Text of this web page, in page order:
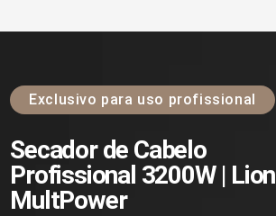
Exclusivo para uso profissional
Secador de Cabelo
Profissional 3200W | Lion
MultPower